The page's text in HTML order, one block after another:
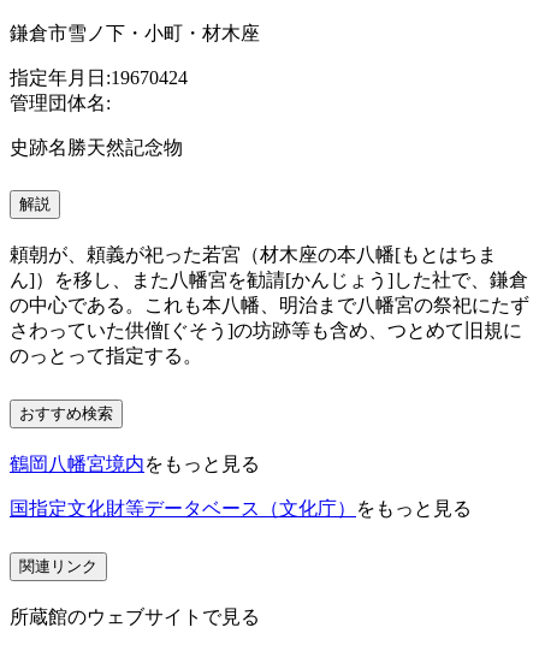
鎌倉市雪ノ下・小町・材木座
指定年月日:19670424
管理団体名:
史跡名勝天然記念物
解説
頼朝が、頼義が祀った若宮（材木座の本八幡[もとはちま
ん]）を移し、また八幡宮を勧請[かんじょう]した社で、鎌倉
の中心である。これも本八幡、明治まで八幡宮の祭祀にたず
さわっていた供僧[ぐそう]の坊跡等も含め、つとめて旧規に
のっとって指定する。
おすすめ検索
鶴岡八幡宮境内をもっと見る
国指定文化財等データベース（文化庁） をもっと見る
関連リンク
所蔵館のウェブサイトで見る